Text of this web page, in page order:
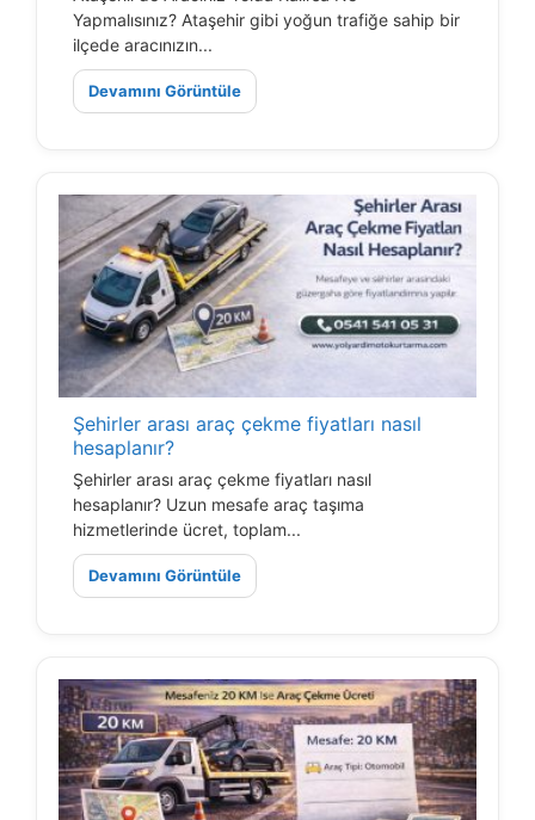
Yapmalısınız? Ataşehir gibi yoğun trafiğe sahip bir
ilçede aracınızın...
Devamını Görüntüle
Şehirler arası araç çekme fiyatları nasıl
hesaplanır?
Şehirler arası araç çekme fiyatları nasıl
hesaplanır? Uzun mesafe araç taşıma
hizmetlerinde ücret, toplam...
Devamını Görüntüle